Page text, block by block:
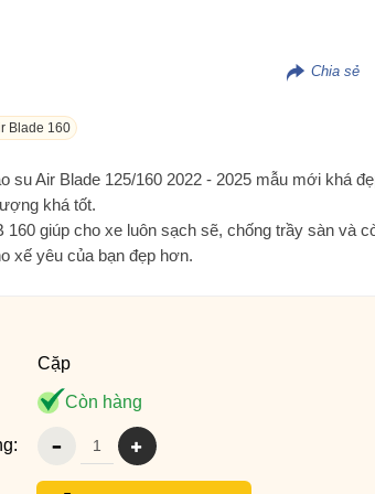
Blade 160
su Air Blade 125/160 2022 - 2025 mẫu mới khá
khá tốt.
160 giúp cho xe luôn sạch sẽ, chống trầy sàn và
xế yêu của bạn đẹp hơn.
Cặp
Còn hàng